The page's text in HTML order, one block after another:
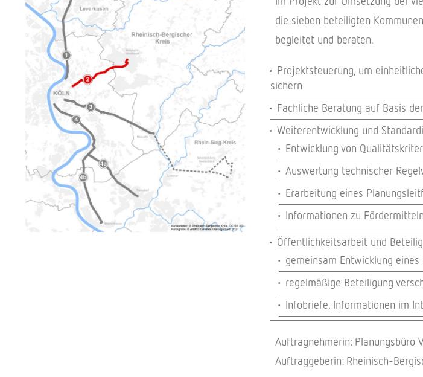
die sieben beteiligten
begleitet und beraten.
Projektsteuerung, um
sichern
Fachliche Beratung auf Basis
Weiterentwicklung und
Entwicklung von
Auswertung technischer
Erarbeitung eines
Informationen zu
Öffentlichkeitsarbeit und
gemeinsam Entwicklung
regelmäßige Beteiligung
Infobriefe, Informationen im
Auftragnehmerin: Planungsbüro
Auftraggeberin: Rheinisch-